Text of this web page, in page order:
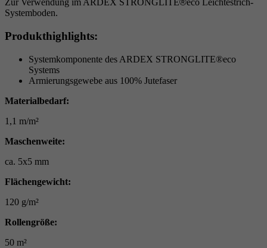
Zur Verwendung im ARDEX STRONGLITE®eco Leichtestrich-
Systemboden.
Produkthighlights:
Systemkomponente des ARDEX STRONGLITE®eco
Systems
Armierungsgewebe aus 100% Jutefaser
Materialbedarf:
1,1 m/m²
Maschenweite:
ca. 5x5 mm
Flächengewicht:
120 g/m²
Rollengröße:
50 m²
Laufzeit 6 Monate
reCAPTCHA setzt ein notwendiges Cookie
Risikoanalyse ausgeführt wird.